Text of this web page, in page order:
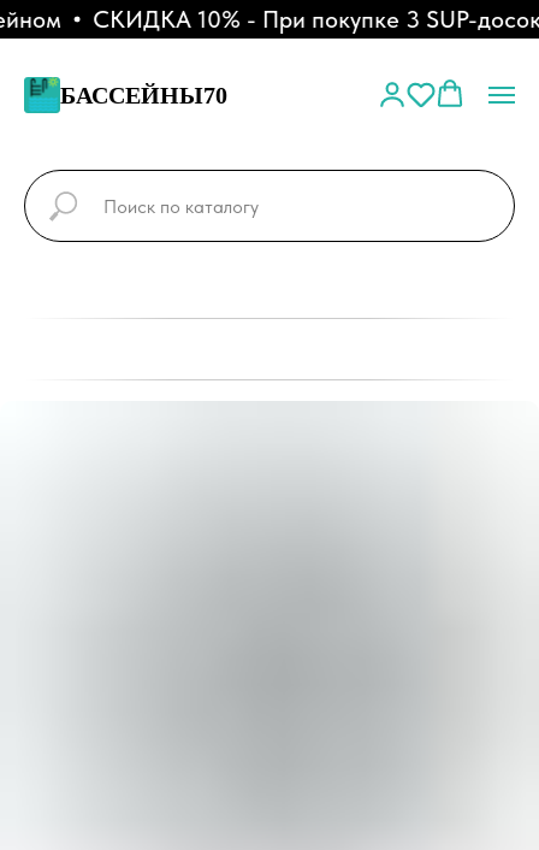
СКИДКА 10% - При покупке 3 SUP-досок
БАССЕЙНЫ70